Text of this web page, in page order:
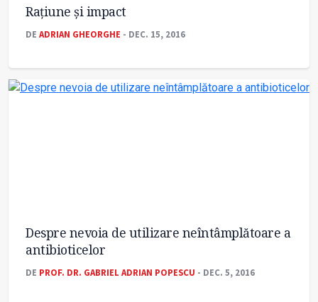
Rațiune și impact
DE ADRIAN GHEORGHE - DEC. 15, 2016
Despre nevoia de utilizare neîntâmplătoare a
antibioticelor
DE PROF. DR. GABRIEL ADRIAN POPESCU - DEC. 5, 2016